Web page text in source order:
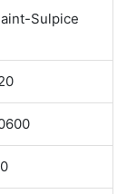
Sulpice